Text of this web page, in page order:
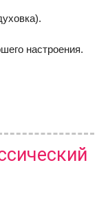
настроения.